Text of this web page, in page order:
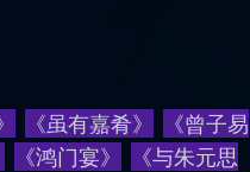
《虽有嘉肴》
《曾子易
《鸿门宴》
《与朱元思